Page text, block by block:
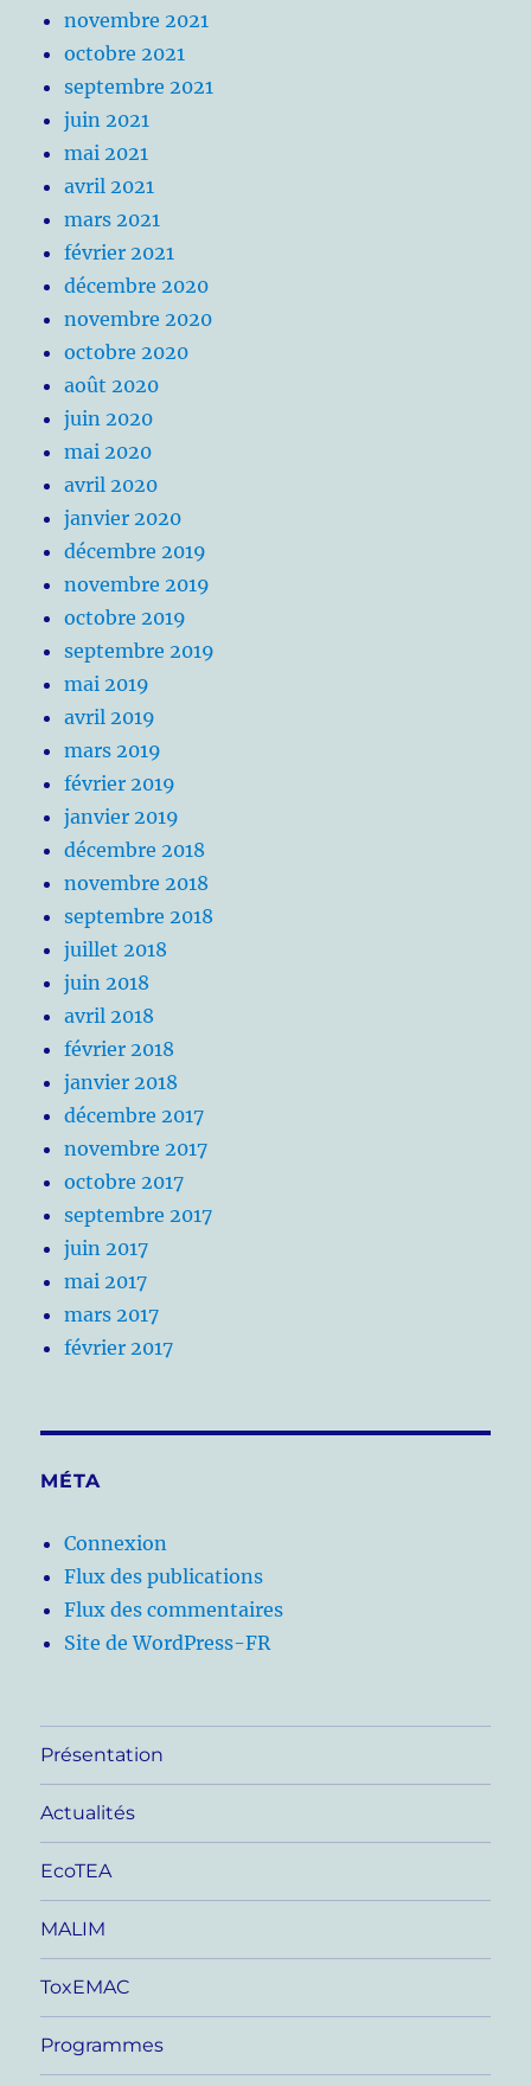
novembre 2021
octobre 2021
septembre 2021
juin 2021
mai 2021
avril 2021
mars 2021
février 2021
décembre 2020
novembre 2020
octobre 2020
août 2020
juin 2020
mai 2020
avril 2020
janvier 2020
décembre 2019
novembre 2019
octobre 2019
septembre 2019
mai 2019
avril 2019
mars 2019
février 2019
janvier 2019
décembre 2018
novembre 2018
septembre 2018
juillet 2018
juin 2018
avril 2018
février 2018
janvier 2018
décembre 2017
novembre 2017
octobre 2017
septembre 2017
juin 2017
mai 2017
mars 2017
février 2017
MÉTA
Connexion
Flux des publications
Flux des commentaires
Site de WordPress-FR
Présentation
Actualités
EcoTEA
MALIM
ToxEMAC
Programmes